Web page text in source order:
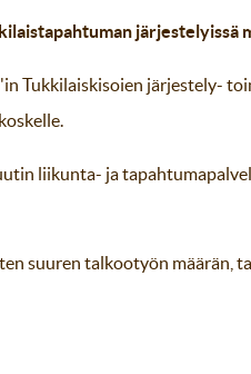
järjestelyissä
Tukkilaiskisoien järjestely-
liikunta- ja
suuren talkootyön määrän,